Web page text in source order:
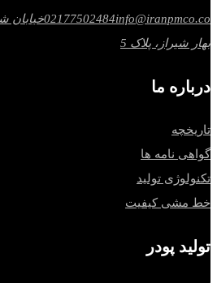
02177502484info@iranpmco.co
خیابان
بهار شیراز، پلاک 5
درباره ما
تاریخچه
گواهی نامه ها
تکنولوژی تولید
خط مشی کیفیت
تولید پودر